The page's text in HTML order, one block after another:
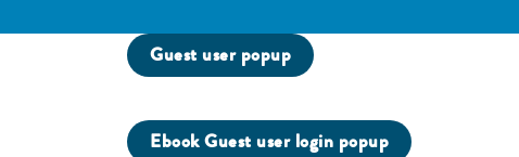
Guest user popup
Ebook Guest user login popup